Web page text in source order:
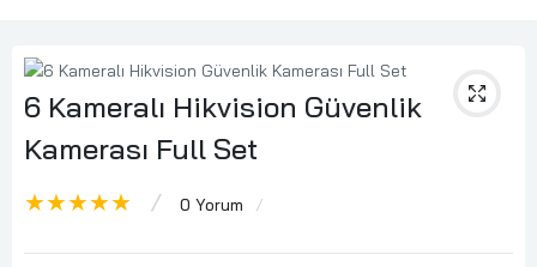
6 Kameralı Hikvision Güvenlik
Kamerası Full Set
★★★★★ 0 Yorum